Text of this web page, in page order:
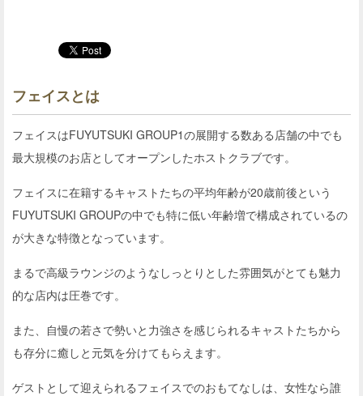
フェイスとは
フェイスはFUYUTSUKI GROUP1の展開する数ある店舗の中でも
最大規模のお店としてオープンしたホストクラブです。
フェイスに在籍するキャストたちの平均年齢が20歳前後という
FUYUTSUKI GROUPの中でも特に低い年齢増で構成されているの
が大きな特徴となっています。
まるで高級ラウンジのようなしっとりとした雰囲気がとても魅力
的な店内は圧巻です。
また、自慢の若さで勢いと力強さを感じられるキャストたちから
も存分に癒しと元気を分けてもらえます。
ゲストとして迎えられるフェイスでのおもてなしは、女性なら誰